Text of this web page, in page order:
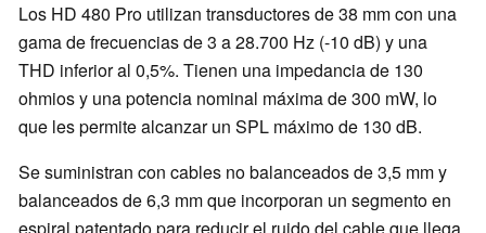
Los HD 480 Pro utilizan transductores de 38 mm con una
gama de frecuencias de 3 a 28.700 Hz (-10 dB) y una
THD inferior al 0,5%. Tienen una impedancia de 130
ohmios y una potencia nominal máxima de 300 mW, lo
que les permite alcanzar un SPL máximo de 130 dB.
Se suministran con cables no balanceados de 3,5 mm y
balanceados de 6,3 mm que incorporan un segmento en